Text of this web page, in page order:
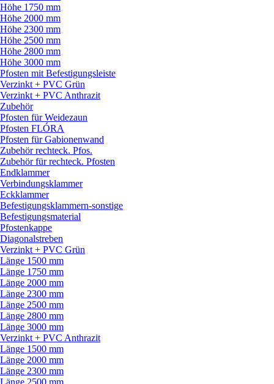
Höhe 1750 mm
Höhe 2000 mm
Höhe 2300 mm
Höhe 2500 mm
Höhe 2800 mm
Höhe 3000 mm
Pfosten mit Befestigungsleiste
Verzinkt + PVC Grün
Verzinkt + PVC Anthrazit
Zubehör
Pfosten für Weidezaun
Pfosten FLÓRA
Pfosten für Gabionenwand
Zubehör rechteck. Pfos.
Zubehör für rechteck. Pfosten
Endklammer
Verbindungsklammer
Eckklammer
Befestigungsklammern-sonstige
Befestigungsmaterial
Pfostenkappe
Diagonalstreben
Verzinkt + PVC Grün
Länge 1500 mm
Länge 1750 mm
Länge 2000 mm
Länge 2300 mm
Länge 2500 mm
Länge 2800 mm
Länge 3000 mm
Verzinkt + PVC Anthrazit
Länge 1500 mm
Länge 2000 mm
Länge 2300 mm
Länge 2500 mm